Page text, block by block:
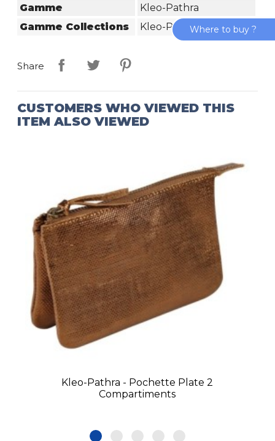
Gamme
Kleo-Pathra
Gamme Collections
Kleo-Pathra
Share
CUSTOMERS WHO VIEWED THIS
ITEM ALSO VIEWED
Kleo-Pathra - Pochette Plate 2
Compartiments
Where to buy ?